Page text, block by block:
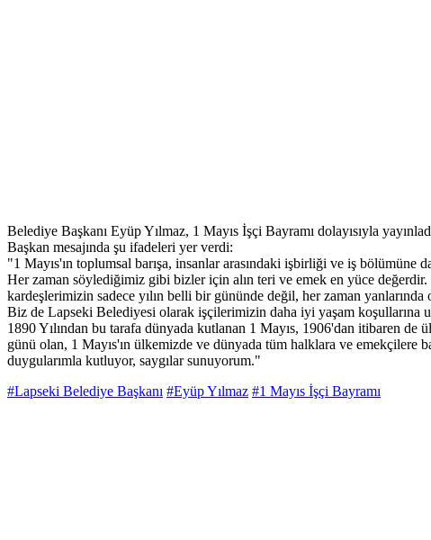
Belediye Başkanı Eyüp Yılmaz, 1 Mayıs İşçi Bayramı dolayısıyla
Başkan mesajında şu ifadeleri yer verdi:
"1 Mayıs'ın toplumsal barışa, insanlar arasındaki işbirliği ve iş bölümüne
Her zaman söylediğimiz gibi bizler için alın teri ve emek en yüce
kardeşlerimizin sadece yılın belli bir gününde değil, her zaman
Biz de Lapseki Belediyesi olarak işçilerimizin daha iyi yaşam koşullarına
1890 Yılından bu tarafa dünyada kutlanan 1 Mayıs, 1906'dan itibaren
günü olan, 1 Mayıs'ın ülkemizde ve dünyada tüm halklara ve emekçilere
duygularımla kutluyor, saygılar sunuyorum."
#Lapseki Belediye Başkanı #Eyüp Yılmaz #1 Mayıs İşçi Bayramı